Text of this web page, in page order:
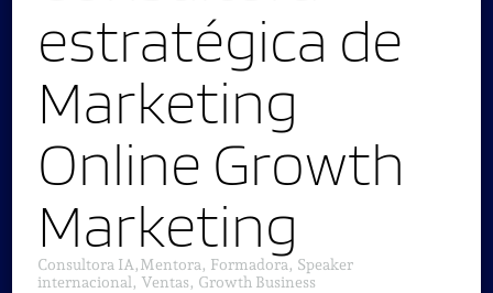
estratégica de
Marketing
Online Growth
Marketing
Consultora IA,Mentora, Formadora, Speaker
internacional, Ventas, Growth Business